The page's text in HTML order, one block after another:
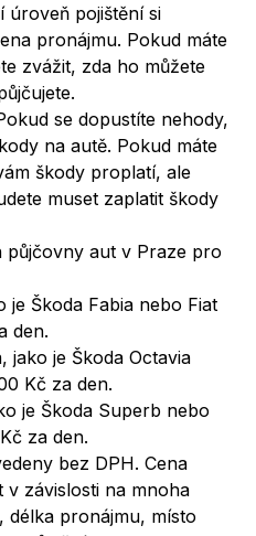
úroveň pojištění si
pronájmu. Pokud máte
zvážit, zda ho můžete
se dopustíte nehody,
na autě. Pokud máte
škody proplatí, ale
muset zaplatit škody
půjčovny aut v Praze pro
je Škoda Fabia nebo Fiat
den.
jako je Škoda Octavia
Kč za den.
je Škoda Superb nebo
za den.
bez DPH. Cena
v závislosti na mnoha
délka pronájmu, místo